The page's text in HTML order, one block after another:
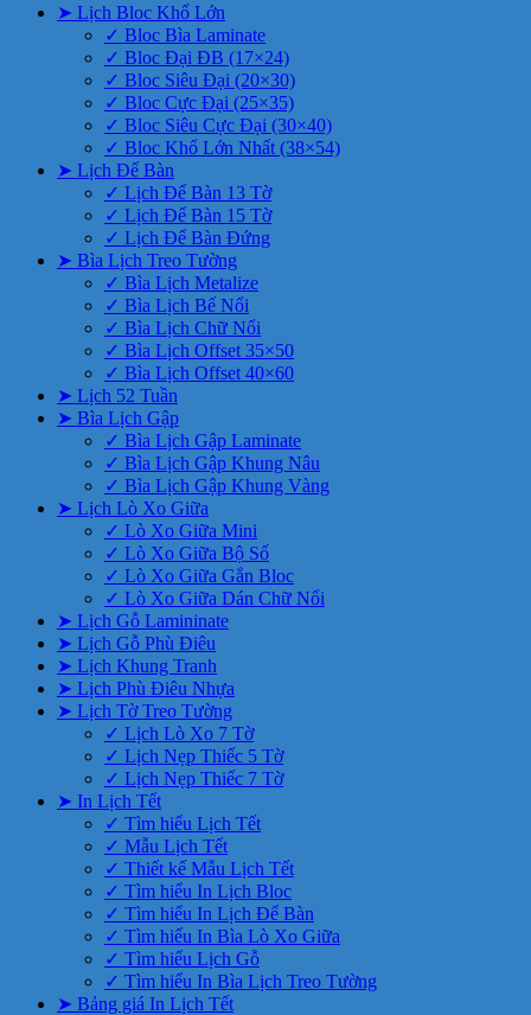
➤ Lịch Bloc Khổ Lớn
✓ Bloc Bìa Laminate
✓ Bloc Đại ĐB (17×24)
✓ Bloc Siêu Đại (20×30)
✓ Bloc Cực Đại (25×35)
✓ Bloc Siêu Cực Đại (30×40)
✓ Bloc Khổ Lớn Nhất (38×54)
➤ Lịch Để Bàn
✓ Lịch Để Bàn 13 Tờ
✓ Lịch Để Bàn 15 Tờ
✓ Lịch Để Bàn Đứng
➤ Bìa Lịch Treo Tường
✓ Bìa Lịch Metalize
✓ Bìa Lịch Bế Nổi
✓ Bìa Lịch Chữ Nổi
✓ Bìa Lịch Offset 35×50
✓ Bìa Lịch Offset 40×60
➤ Lịch 52 Tuần
➤ Bìa Lịch Gập
✓ Bìa Lịch Gập Laminate
✓ Bìa Lịch Gập Khung Nâu
✓ Bìa Lịch Gập Khung Vàng
➤ Lịch Lò Xo Giữa
✓ Lò Xo Giữa Mini
✓ Lò Xo Giữa Bộ Số
✓ Lò Xo Giữa Gắn Bloc
✓ Lò Xo Giữa Dán Chữ Nổi
➤ Lịch Gỗ Lamininate
➤ Lịch Gỗ Phù Điêu
➤ Lịch Khung Tranh
➤ Lịch Phù Điêu Nhựa
➤ Lịch Tờ Treo Tường
✓ Lịch Lò Xo 7 Tờ
✓ Lịch Nẹp Thiếc 5 Tờ
✓ Lịch Nẹp Thiếc 7 Tờ
➤ In Lịch Tết
✓ Tìm hiểu Lịch Tết
✓ Mẫu Lịch Tết
✓ Thiết kế Mẫu Lịch Tết
✓ Tìm hiểu In Lịch Bloc
✓ Tìm hiểu In Lịch Để Bàn
✓ Tìm hiểu In Bìa Lò Xo Giữa
✓ Tìm hiểu Lịch Gỗ
✓ Tìm hiểu In Bìa Lịch Treo Tường
➤ Bảng giá In Lịch Tết